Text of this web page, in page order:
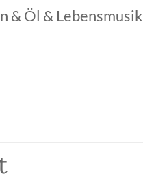
& Öl & Lebensmusik